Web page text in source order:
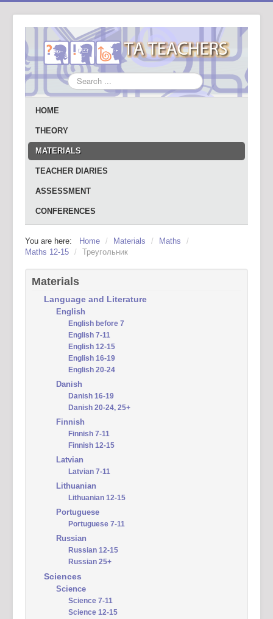
Search
...
HOME
THEORY
MATERIALS
TEACHER DIARIES
ASSESSMENT
CONFERENCES
You are here: Home / Materials / Maths
/
Maths 12-15 / Треугольник
Materials
Language and Literature
English
English before 7
English 7-11
English 12-15
English 16-19
English 20-24
Danish
Danish 16-19
Danish 20-24, 25+
Finnish
Finnish 7-11
Finnish 12-15
Latvian
Latvian 7-11
Lithuanian
Lithuanian 12-15
Portuguese
Portuguese 7-11
Russian
Russian 12-15
Russian 25+
Sciences
Science
Science 7-11
Science 12-15